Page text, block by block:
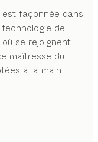
façonnée dans
de
se rejoignent
maîtresse du
à la main